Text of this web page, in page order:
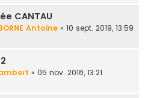
CANTAU
Antoine « 10 sept. 2019, 13:59
« 05 nov. 2018, 13:21